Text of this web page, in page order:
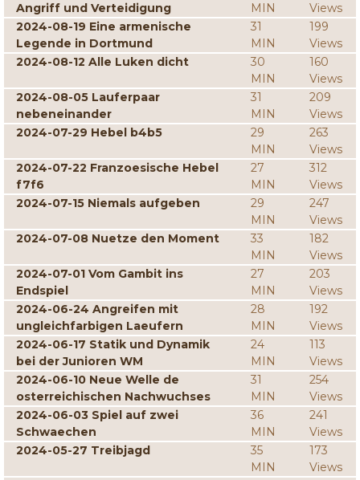
Angriff und Verteidigung
MIN
Views
2024-08-19 Eine armenische
Legende in Dortmund
31
MIN
199
Views
2024-08-12 Alle Luken dicht
30
MIN
160
Views
2024-08-05 Lauferpaar
nebeneinander
31
MIN
209
Views
2024-07-29 Hebel b4b5
29
MIN
263
Views
2024-07-22 Franzoesische Hebel
f7f6
27
MIN
312
Views
2024-07-15 Niemals aufgeben
29
MIN
247
Views
2024-07-08 Nuetze den Moment
33
MIN
182
Views
2024-07-01 Vom Gambit ins
Endspiel
27
MIN
203
Views
2024-06-24 Angreifen mit
ungleichfarbigen Laeufern
28
MIN
192
Views
2024-06-17 Statik und Dynamik
bei der Junioren WM
24
MIN
113
Views
2024-06-10 Neue Welle de
osterreichischen Nachwuchses
31
MIN
254
Views
2024-06-03 Spiel auf zwei
Schwaechen
36
MIN
241
Views
2024-05-27 Treibjagd
35
MIN
173
Views